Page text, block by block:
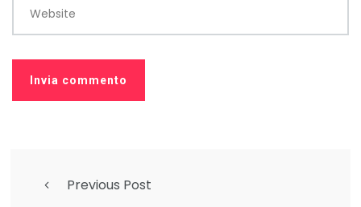
Website
Previous Post